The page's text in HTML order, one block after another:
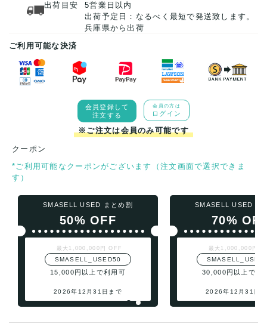
出荷目安
5営業日以内
出荷予定日：なるべく最短で発送致します。
兵庫県から出荷
ご利用可能な決済
会員登録して
注文する
会員の方は
ログイン
※ご注文は会員のみ可能です
クーポン
*ご利用可能なクーポンがございます（注文画面で選択できま
す）
SMASELL USED まとめ割
50% OFF
最大1,000,000円 OFF
SMASELL_USED50
15,000円以上で利用可
2026年12月31日まで
SMASELL USED ま
70%
最大1,000,000円
30,000円以上で利
2026年12月31日